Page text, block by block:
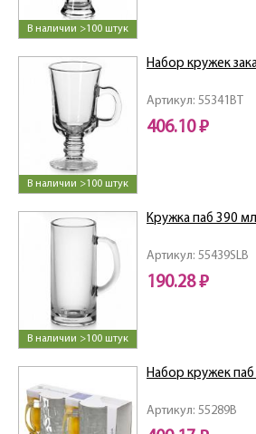
В наличии >100 штук
В наличии >100 штук
Артикул: 55341BT
Набор кружек
406.10 ₽
В наличии >100 штук
Артикул: 55439SLB
Кружка паб 390 мл
190.28 ₽
Артикул: 55289B
Набор кружек